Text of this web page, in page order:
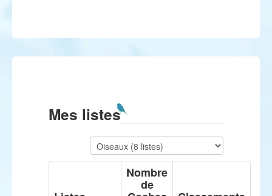
Mes listes
Nombre
de